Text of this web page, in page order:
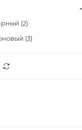
(2)
(3)